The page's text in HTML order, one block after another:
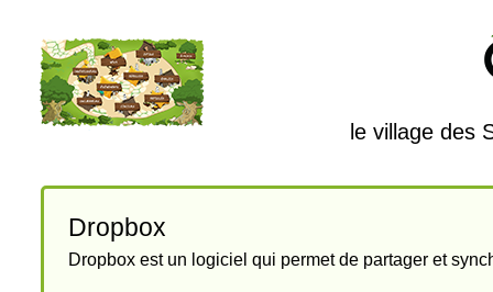
le village des
Dropbox
Dropbox est un logiciel qui permet de partager et